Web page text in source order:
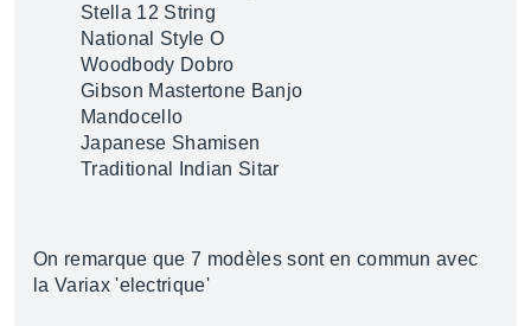
Stella 12 String
National Style O
Woodbody Dobro
Gibson Mastertone Banjo
Mandocello
Japanese Shamisen
Traditional Indian Sitar
On remarque que 7 modèles sont en commun avec
la Variax 'electrique'